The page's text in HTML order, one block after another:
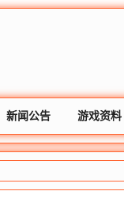
新闻公告 游戏资料